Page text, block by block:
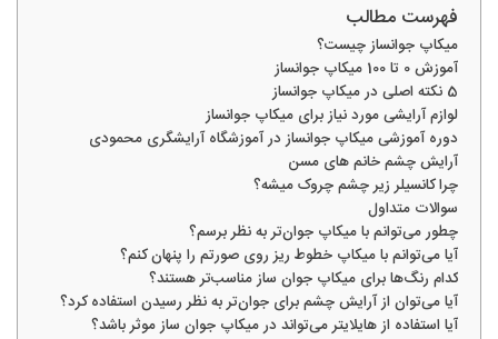
فهرست مطالب
میکاپ جوانساز چیست؟
آموزش 0 تا 100 میکاپ جوانساز
5 نکته اصلی در میکاپ جوانساز
لوازم آرایشی مورد نیاز برای میکاپ جوانساز
دوره آموزشی میکاپ جوانساز در آموزشگاه آرایشگری محمودی
آرایش چشم خانم های مسن
چرا کانسیلر زیر چشم چروک میشه؟
سوالات متداول
چطور می‌توانم با میکاپ جوان‌تر به نظر برسم؟
آیا می‌توانم با میکاپ خطوط ریز روی صورتم را پنهان کنم؟
کدام رنگ‌ها برای میکاپ جوان ساز مناسب‌تر هستند؟
آیا می‌توان از آرایش چشم برای جوان‌تر به نظر رسیدن استفاده کرد؟
آیا استفاده از هایلایتر می‌تواند در میکاپ جوان ساز موثر باشد؟